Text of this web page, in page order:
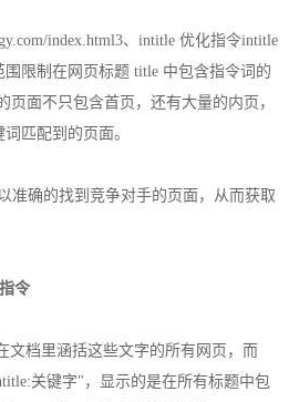
index.html3、intitle 优化指令intitle
限制在网页标题 title 中包含指令词的
页面不只包含首页，还有大量的内页，
匹配到的页面。
确的找到竞争对手的页面，从而获取
令
档里涵括这些文字的所有网页，而
关键字"，显示的是在所有标题中包